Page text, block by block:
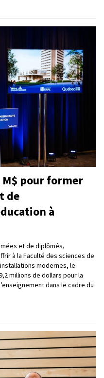
pour former
de
à
et de diplômés,
à la Faculté des sciences de
modernes, le
millions de dollars pour la
dans le cadre du